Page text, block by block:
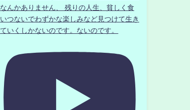
なんかありません、 残りの人生、貧しく食
いつないでわずかな楽しみなど見つけて生き
ていくしかないのです。ないのです。